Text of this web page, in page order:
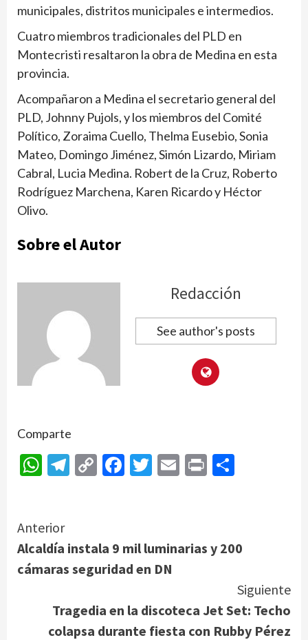
municipales, distritos municipales e intermedios.
Cuatro miembros tradicionales del PLD en
Montecristi resaltaron la obra de Medina en esta
provincia.
Acompañaron a Medina el secretario general del
PLD, Johnny Pujols, y los miembros del Comité
Político, Zoraima Cuello, Thelma Eusebio, Sonia
Mateo, Domingo Jiménez, Simón Lizardo, Miriam
Cabral, Lucia Medina. Robert de la Cruz, Roberto
Rodríguez Marchena, Karen Ricardo y Héctor
Olivo.
Sobre el Autor
Redacción
See author's posts
Comparte
WhatsApp
Telegram
CopyFacebook
Twitter
Email
Print
Continue
Reading
Anterior
Alcaldía instala 9 mil luminarias y 200
cámaras seguridad en DN
Siguiente
Tragedia en la discoteca Jet Set: Techo
colapsa durante fiesta con Rubby Pérez